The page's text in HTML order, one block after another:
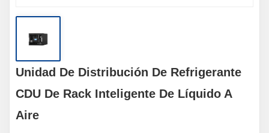
Unidad De Distribución De Refrigerante
CDU De Rack Inteligente De Líquido A
Aire